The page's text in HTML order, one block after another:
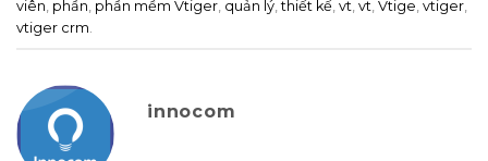
viên, phần, phần mềm Vtiger, quản lý,thiết kế, vt, vt, Vtige, vtiger,
vtiger crm.
innocom